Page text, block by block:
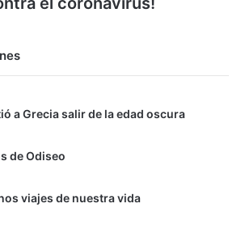
a Grecia salir de la edad oscura
de Odiseo
viajes de nuestra vida